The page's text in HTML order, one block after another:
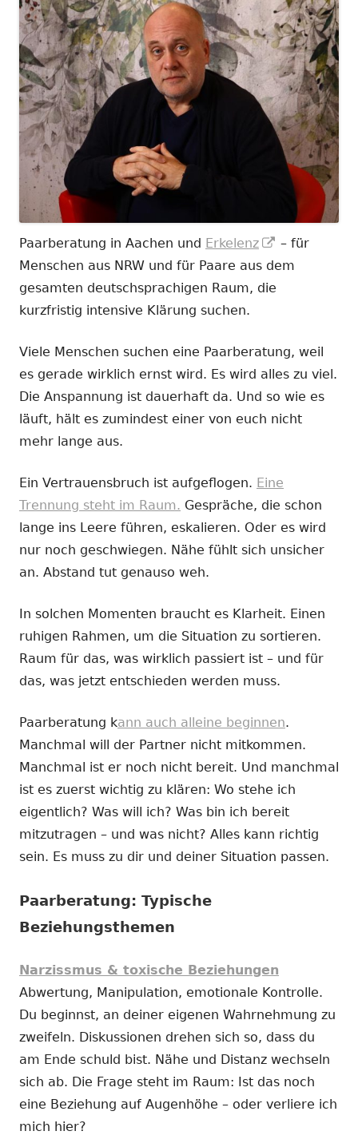
Paarberatung in Aachen und Erkelenz
In
neuem
– für
Menschen aus NRW und für Paare aus dem
gesamten deutschsprachigen Raum, die
kurzfristig intensive Klärung suchen.
Viele Menschen suchen eine Paarberatung, weil
es gerade wirklich ernst wird. Es wird alles zu viel.
Die Anspannung ist dauerhaft da. Und so wie es
läuft, hält es zumindest einer von euch nicht
mehr lange aus.
Ein Vertrauensbruch ist aufgeflogen. Eine
Trennung steht im Raum. Gespräche, die schon
lange ins Leere führen, eskalieren. Oder es wird
nur noch geschwiegen. Nähe fühlt sich unsicher
an. Abstand tut genauso weh.
In solchen Momenten braucht es Klarheit. Einen
ruhigen Rahmen, um die Situation zu sortieren.
Raum für das, was wirklich passiert ist – und für
das, was jetzt entschieden werden muss.
Paarberatung kann auch alleine beginnen.
Manchmal will der Partner nicht mitkommen.
Manchmal ist er noch nicht bereit. Und manchmal
ist es zuerst wichtig zu klären: Wo stehe ich
eigentlich? Was will ich? Was bin ich bereit
mitzutragen – und was nicht? Alles kann richtig
sein. Es muss zu dir und deiner Situation passen.
Paarberatung: Typische
Beziehungsthemen
Narzissmus & toxische Beziehungen
Abwertung, Manipulation, emotionale Kontrolle.
Du beginnst, an deiner eigenen Wahrnehmung zu
zweifeln. Diskussionen drehen sich so, dass du
am Ende schuld bist. Nähe und Distanz wechseln
sich ab. Die Frage steht im Raum: Ist das noch
eine Beziehung auf Augenhöhe – oder verliere ich
mich hier?